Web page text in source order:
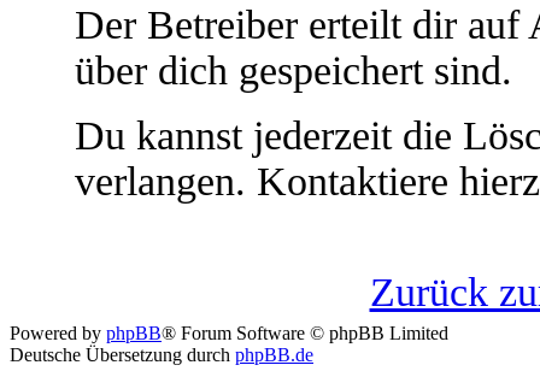
Der Betreiber erteilt dir auf
über dich gespeichert sind.
Du kannst jederzeit die
verlangen. Kontaktiere
Zurück
Powered by phpBB® Forum Software © phpBB Limited
Deutsche Übersetzung durch phpBB.de